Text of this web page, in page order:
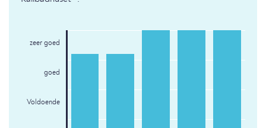
zeer goed
goed
Voldoende